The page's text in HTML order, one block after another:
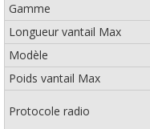
Gamme
Longueur vantail Max
Modèle
Poids vantail Max
Protocole radio